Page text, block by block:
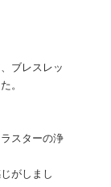
ブレスレッ
。
スターの浄
がしまし